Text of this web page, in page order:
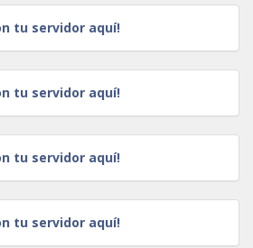
tu servidor aquí!
tu servidor aquí!
tu servidor aquí!
tu servidor aquí!